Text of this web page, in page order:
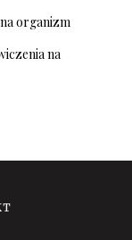
organizm
na